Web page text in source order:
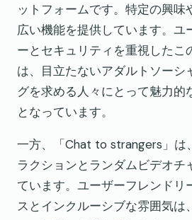
ットフォームです。特定の興味
広い機能を提供しています。ユ
ーとセキュリティを重視したこ
は、目立たないアダルトソーシ
グを求める人々にとって魅力的
となっています。
一方、「Chat to strangers」は
ラクションとランダムビデオチ
ています。ユーザーフレンドリ
スとインクルーシブな雰囲気は